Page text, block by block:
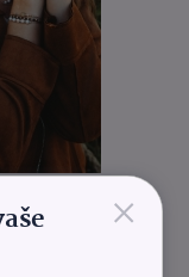
×